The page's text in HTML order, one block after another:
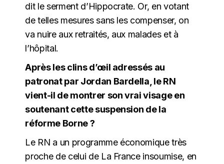
dit le serment d’Hippocrate. Or, en votant
de telles mesures sans les compenser, on
va nuire aux retraités, aux malades et à
l’hôpital.
Après les clins d’œil adressés au
patronat par Jordan Bardella, le RN
vient-il de montrer son vrai visage en
soutenant cette suspension de la
réforme Borne ?
Le RN a un programme économique très
proche de celui de La France insoumise, en